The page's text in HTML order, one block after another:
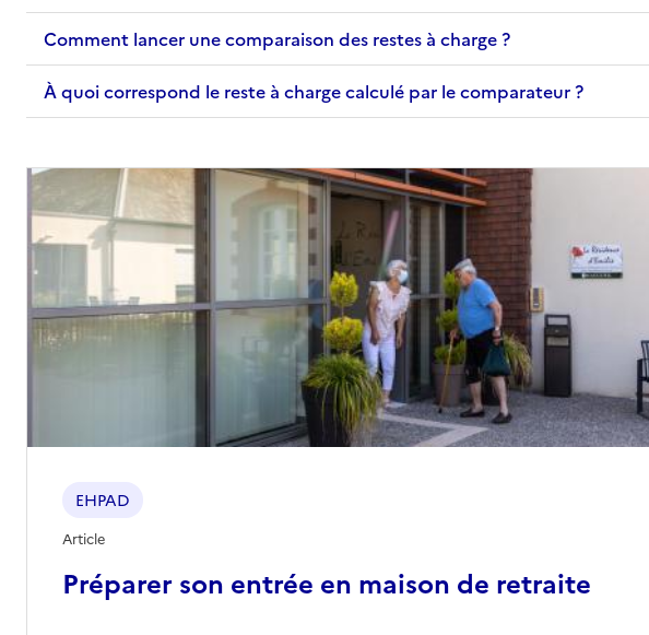
Comment lancer une comparaison des restes à charge ?
À quoi correspond le reste à charge calculé par le comparateur ?
Préparer son entrée en maison de retraite
EHPAD
Article